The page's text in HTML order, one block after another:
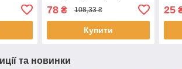
Айленд
78₴ 108,33 ₴
Купити
25
та новинки